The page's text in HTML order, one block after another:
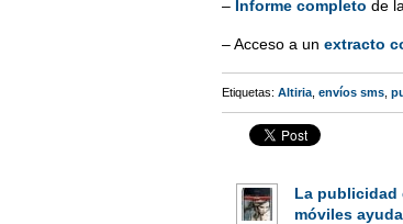
– Informe completo de la
– Acceso a un extracto
Etiquetas: Altiria envíos sms
La publicidad
móviles